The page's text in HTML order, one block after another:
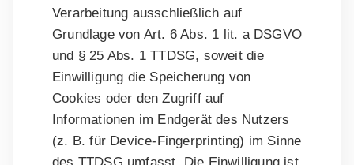
Verarbeitung ausschließlich auf
Grundlage von Art. 6 Abs. 1 lit. a DSGVO
und § 25 Abs. 1 TTDSG, soweit die
Einwilligung die Speicherung von
Cookies oder den Zugriff auf
Informationen im Endgerät des Nutzers
(z. B. für Device-Fingerprinting) im Sinne